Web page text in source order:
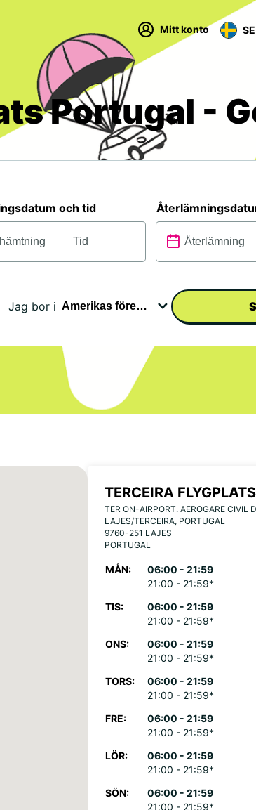
Mitt konto SE
Portugal -
och tid
Jag bor i
TERCEIRA
TER ON-AIRPORT. AEROGARE CIVIL
LAJES/TERCEIRA, PORTUGAL
9760-251 LAJES
PORTUGAL
MÅN:
06:00 - 21:59
21:00 - 21:59*
TIS:
06:00 - 21:59
21:00 - 21:59*
ONS:
06:00 - 21:59
21:00 - 21:59*
TORS:
06:00 - 21:59
21:00 - 21:59*
FRE:
06:00 - 21:59
21:00 - 21:59*
LÖR:
06:00 - 21:59
21:00 - 21:59*
SÖN:
06:00 - 21:59
21:00 - 21:59*